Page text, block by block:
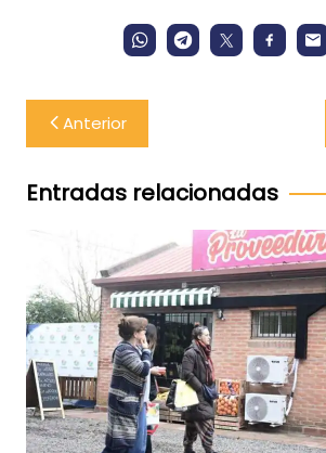
Navegación
de
entradas
Anterior
Entradas relacionadas